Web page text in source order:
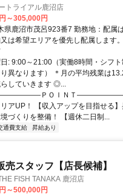
トライアル鹿沼店
～305,000円
は希望エリアを優先し配属します
を選択できます。
: 9:00～21:00（実働8時間・シフ
異なります） ＊月の平均残業は
らしていきます ◎...
ＰＯＩＮＴ――――――――
アUP！ 【収入アップを目指せる】
づくりを整備！ 【週休二日制...
通費支給 昇給あり
売スタッフ【店長候補】
FISH TANAKA 鹿沼店
～500,000円